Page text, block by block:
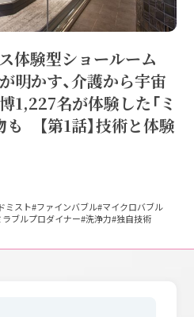
ス体験型ショールーム
明かす、介護から宇宙
名が体験した「ミ
も 【第1話】技術と体験
ミスト#ファインバブル#マイクロバブル
ラブルプロダイナー#洗浄力#独自技術